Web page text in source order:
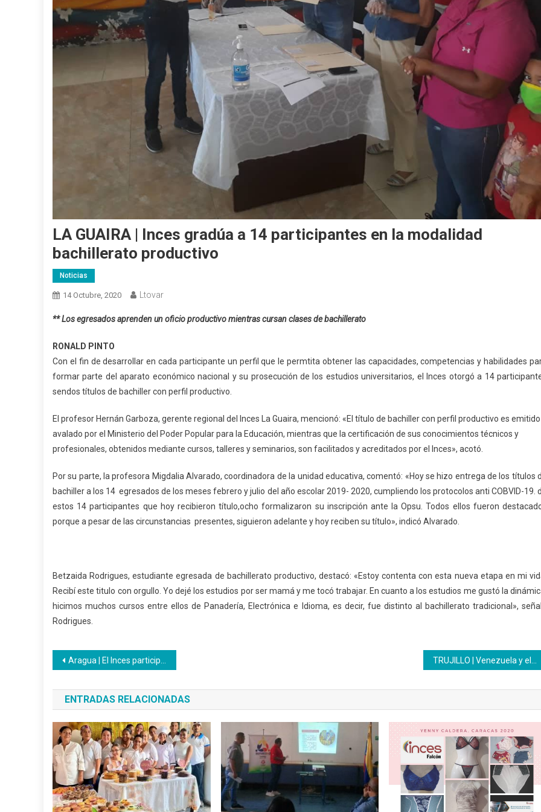
LA GUAIRA | Inces gradúa a 14 participantes en la modalidad
bachillerato productivo
Noticias
14 Octubre, 2020 Ltovar
** Los egresados aprenden un oficio productivo mientras cursan clases de bachillerato
RONALD PINTO
Con el fin de desarrollar en cada participante un perfil que le permtita obtener las capacidades, competencias y habilidades
formar parte del aparato económico nacional y su prosecución de los estudios universitarios, el Inces otorgó a 14
sendos títulos de bachiller con perfil productivo.
El profesor Hernán Garboza, gerente regional del Inces La Guaira, mencionó: «El título de bachiller con perfil productivo es
avalado por el Ministerio del Poder Popular para la Educación, mientras que la certificación de sus conocimientos técnicos y
profesionales, obtenidos mediante cursos, talleres y seminarios, son facilitados y acreditados por el Inces», acotó.
Por su parte, la profesora Migdalia Alvarado, coordinadora de la unidad educativa, comentó: «Hoy se hizo entrega de los títulos
bachiller a los 14 egresados de los meses febrero y julio del año escolar 2019- 2020, cumpliendo los protocolos anti COBVID-19.
estos 14 participantes que hoy recibieron título,ocho formalizaron su inscripción ante la Opsu. Todos ellos fueron
porque a pesar de las circunstancias presentes, siguieron adelante y hoy reciben su título», indicó Alvarado.
Betzaida Rodrigues, estudiante egresada de bachillerato productivo, destacó: «Estoy contenta con esta nueva etapa en mi
Recibí este titulo con orgullo. Yo dejé los estudios por ser mamá y me tocó trabajar. En cuanto a los estudios me gustó la
hicimos muchos cursos entre ellos de Panadería, Electrónica e Idioma, es decir, fue distinto al bachillerato tradicional»,
Rodrigues.
Navegación
de
entradas
Aragua | El Inces participó en una jornada para tratar los Puntos de Apoyo Pedagógicos de Formación TRUJILLO | Venezuela y el Inces conmemoran 528 años de la «Resistencia indígena»
ENTRADAS RELACIONADAS